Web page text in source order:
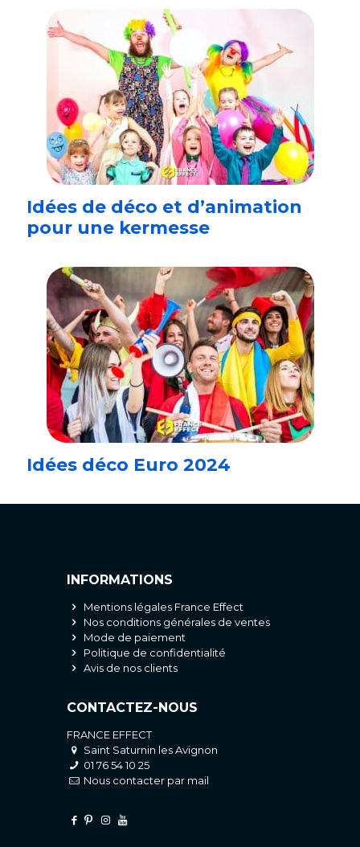
Idées de déco et d’animation
pour une kermesse
Idées déco Euro 2024
INFORMATIONS
Mentions légales France Effect
Nos conditions générales de ventes
Mode de paiement
Politique de confidentialité
Avis de nos clients
CONTACTEZ-NOUS
FRANCE EFFECT
Saint Saturnin les Avignon
01 76 54 10 25
Nous contacter par mail